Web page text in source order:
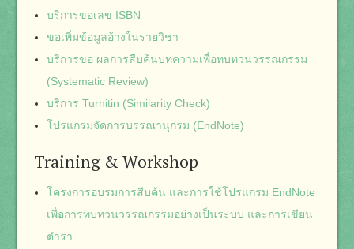
บริการขอเลข ISBN
ขอเพิ่มข้อมูลอ้างในรายวิชา
บริการขอ ผลการสืบค้นบทความเพื่อทบทวนวรรณกรรม
(Systematic Review)
บริการ Turnitin (Similarity Check)
โปรแกรมจัดการบรรณานุกรม (EndNote)
Training & Workshop
โครงการอบรมการสืบค้น และการใช้โปรแกรม EndNote
เพื่อการทบทวนวรรณกรรมอย่างเป็นระบบ และการเขียน
ตำรา